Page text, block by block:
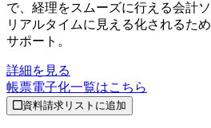
で、経理をスムーズに行える会計
リアルタイムに見える化されるた
サポート。
詳細を見る
帳票電子化一覧はこちら
資料請求リストに追加